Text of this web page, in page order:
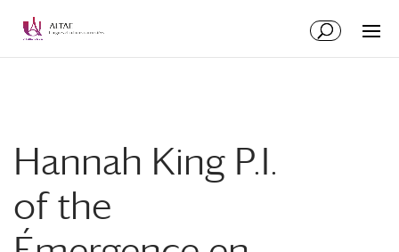
Hannah King P.I.
of the